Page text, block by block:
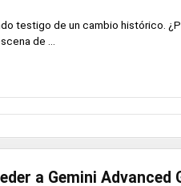
testigo de un cambio histórico.
de ...
a Gemini Advanced